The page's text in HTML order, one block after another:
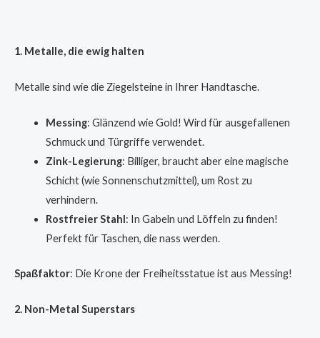
1. Metalle, die ewig halten
Metalle sind wie die Ziegelsteine in Ihrer Handtasche.
Messing: Glänzend wie Gold! Wird für ausgefallenen
Schmuck und Türgriffe verwendet.
Zink-Legierung: Billiger, braucht aber eine magische
Schicht (wie Sonnenschutzmittel), um Rost zu
verhindern.
Rostfreier Stahl: In Gabeln und Löffeln zu finden!
Perfekt für Taschen, die nass werden.
Spaßfaktor: Die Krone der Freiheitsstatue ist aus Messing!
2. Non-Metal Superstars